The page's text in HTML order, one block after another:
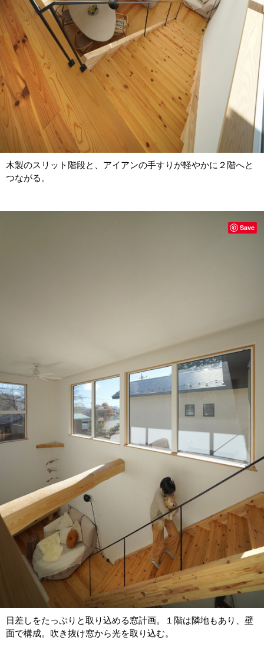
木製のスリット階段と、アイアンの手すりが軽やかに２階へと
つながる。
日差しをたっぷりと取り込める窓計画。１階は隣地もあり、壁
面で構成。吹き抜け窓から光を取り込む。
Save